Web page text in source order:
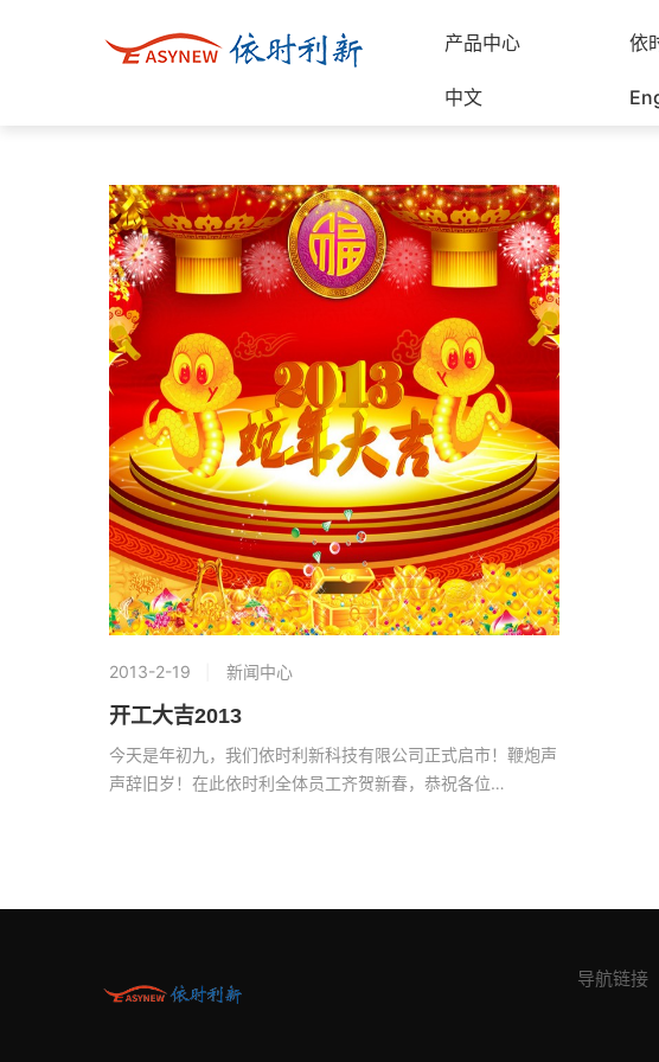
产品中心 依
中文
2013-2-19 新闻中心
开工大吉2013
今天是年初九，我们依时利新科技有限公司正式启市！鞭炮声
声辞旧岁！在此依时利全体员工齐贺新春，恭祝各位…
导航链接